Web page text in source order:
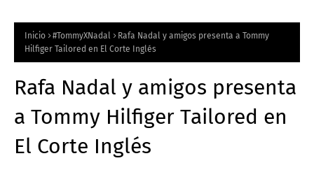
Inicio #TommyXNadal
Rafa Nadal y amigos presenta a Tommy
Hilfiger Tailored en El Corte Inglés
Rafa Nadal y amigos presenta
a Tommy Hilfiger Tailored en
El Corte Inglés